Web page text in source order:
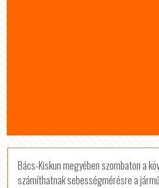
Bács-Kiskun megyében szombaton a
számíthatnak sebességmérésre a